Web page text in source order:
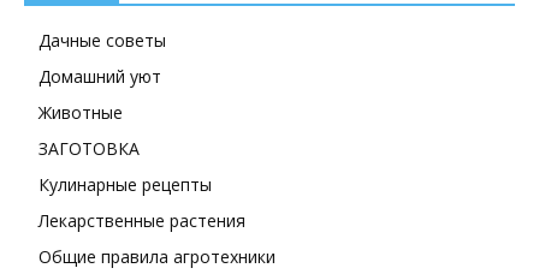
Дачные советы
Домашний уют
Животные
ЗАГОТОВКА
Кулинарные рецепты
Лекарственные растения
Общие правила агротехники